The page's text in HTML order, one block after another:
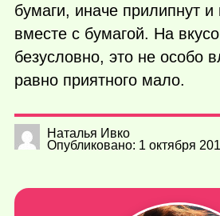
бумаги, иначе прилипнут и
вместе с бумагой. На
безусловно, это не особо
равно приятного мало.
Наталья Ивко
Опубликовано: 1 октября